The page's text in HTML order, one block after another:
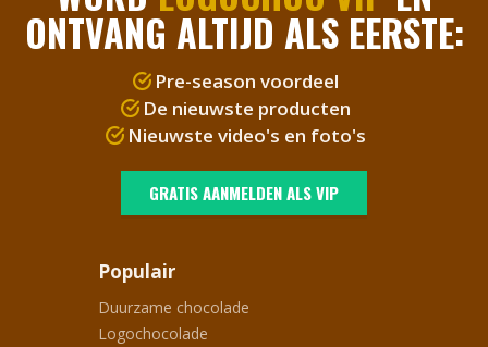
ONTVANG ALTIJD ALS EERSTE:
Pre-season voordeel
De nieuwste producten
Nieuwste video's en foto's
GRATIS AANMELDEN ALS VIP
Populair
Duurzame chocolade
Logochocolade